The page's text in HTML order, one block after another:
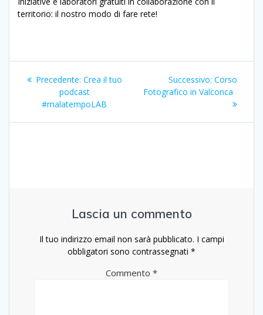
territorio: il nostro modo di fare rete!
Navigazione
articoli
Precedente: Articolo
precedente:
Crea il tuo
podcast
#malatempoLAB
Successivo: Articolo
successivo:
Corso
Fotografico in Valconca
Lascia un commento
Il tuo indirizzo email non sarà pubblicato. I campi
obbligatori sono contrassegnati *
Commento *